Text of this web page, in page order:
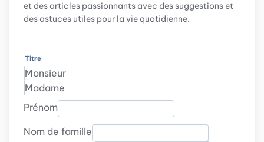
et des articles passionnants avec des suggestions et
des astuces utiles pour la vie quotidienne.
Titre
Monsieur
Madame
Prénom
Nom de famille